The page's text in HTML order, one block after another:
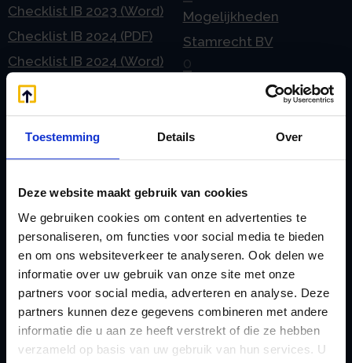
Toestemming Details Over
Deze website maakt gebruik van cookies
We gebruiken cookies om content en advertenties te
personaliseren, om functies voor social media te bieden
en om ons websiteverkeer te analyseren. Ook delen we
informatie over uw gebruik van onze site met onze
partners voor social media, adverteren en analyse. Deze
partners kunnen deze gegevens combineren met andere
informatie die u aan ze heeft verstrekt of die ze hebben
verzameld op basis van uw gebruik van hun services. U
Checklist IB 2023 (Word)
Checklist IB 2024 (PDF)
Checklist IB 2024 (Word)
Checklist IB 2025 (PDF)
Checklist IB 2025 (Word)
Contact
E
Emigratie
Emigratie Pensioen BV
Fiscale waardering
Flex BV oprichten of
omzetten
Mogelijkheden
Stamrecht BV
O
Ontbinden Stamrecht
BV
Stamrecht BV
Oprichten BV door
StamrechtBV.com
Overdracht vanuit
banksparen
Overgang naar
Stamrecht BV